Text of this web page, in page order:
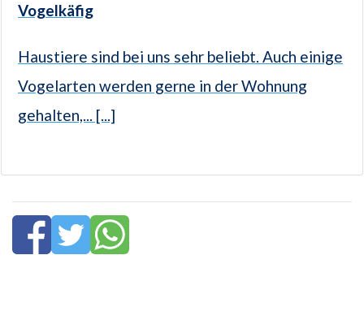
Vogelkäfig
Haustiere sind bei uns sehr beliebt. Auch einige
Vogelarten werden gerne in der Wohnung
gehalten,... [...]